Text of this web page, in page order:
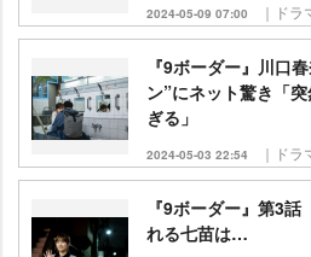
2024-05-09 07:00 ｜ドラ
『9ボーダー』川口
ン”にネット驚き「
ぎる」
2024-05-03 22:54 ｜ドラ
『9ボーダー』第3
れる七苗は…